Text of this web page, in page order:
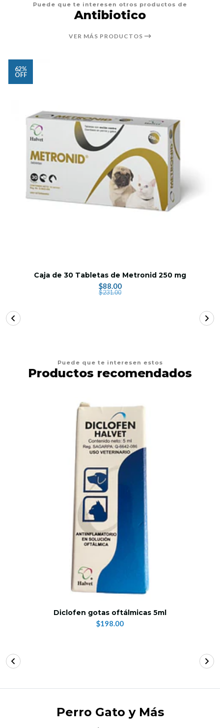
Puede que te interesen otros productos de
Antibiotico
VER MÁS PRODUCTOS
62%
OFF
Caja de 30 Tabletas de Metronid 250 mg
$88.00
$231.00
Puede que te interesen estos
Productos recomendados
Diclofen gotas oftálmicas 5ml
$198.00
Perro Gato y Más